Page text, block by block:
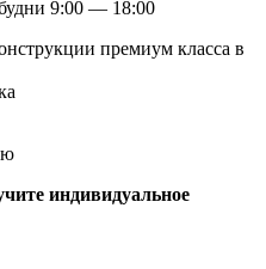
9:00 — 18:00
премиум класса в
индивидуальное